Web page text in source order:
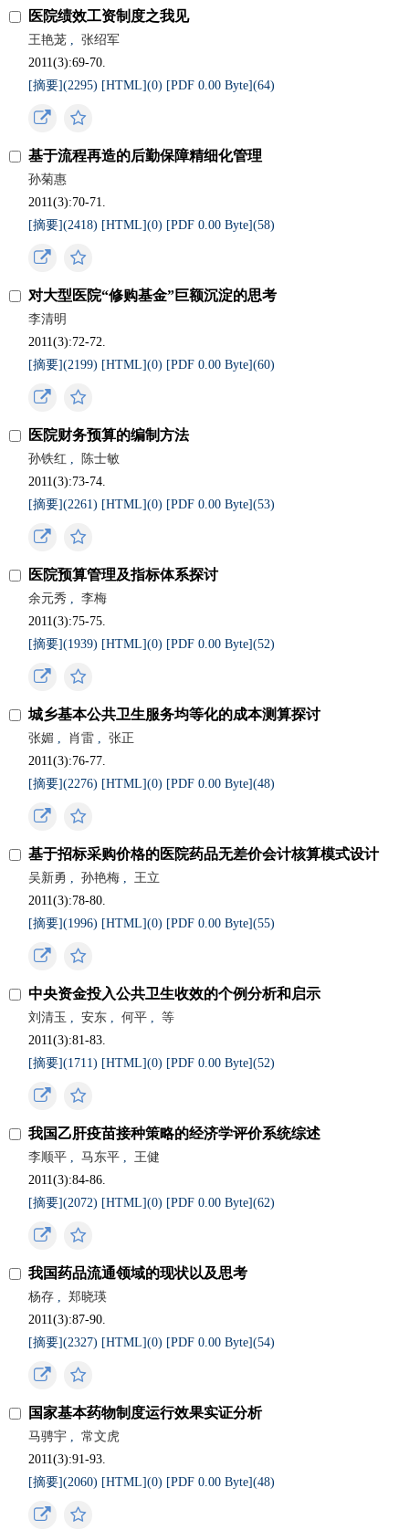
医院绩效工资制度之我见
王艳茏 ,
张绍军
2011(3):69-70.
[摘要](2295) [HTML](0) [PDF 0.00 Byte](64)
基于流程再造的后勤保障精细化管理
孙菊惠
2011(3):70-71.
[摘要](2418) [HTML](0) [PDF 0.00 Byte](58)
对大型医院“修购基金”巨额沉淀的思考
李清明
2011(3):72-72.
[摘要](2199) [HTML](0) [PDF 0.00 Byte](60)
医院财务预算的编制方法
孙铁红 ,
陈士敏
2011(3):73-74.
[摘要](2261) [HTML](0) [PDF 0.00 Byte](53)
医院预算管理及指标体系探讨
余元秀 ,
李梅
2011(3):75-75.
[摘要](1939) [HTML](0) [PDF 0.00 Byte](52)
城乡基本公共卫生服务均等化的成本测算探讨
张媚 , 肖雷 ,
张正
2011(3):76-77.
[摘要](2276) [HTML](0) [PDF 0.00 Byte](48)
基于招标采购价格的医院药品无差价会计核算模式设计
吴新勇 , 孙艳梅 ,
王立
2011(3):78-80.
[摘要](1996) [HTML](0) [PDF 0.00 Byte](55)
中央资金投入公共卫生收效的个例分析和启示
刘清玉 , 安东 , 何平 ,
等
2011(3):81-83.
[摘要](1711) [HTML](0) [PDF 0.00 Byte](52)
我国乙肝疫苗接种策略的经济学评价系统综述
李顺平 , 马东平 ,
王健
2011(3):84-86.
[摘要](2072) [HTML](0) [PDF 0.00 Byte](62)
我国药品流通领域的现状以及思考
杨存 ,
郑晓瑛
2011(3):87-90.
[摘要](2327) [HTML](0) [PDF 0.00 Byte](54)
国家基本药物制度运行效果实证分析
马骋宇 ,
常文虎
2011(3):91-93.
[摘要](2060) [HTML](0) [PDF 0.00 Byte](48)